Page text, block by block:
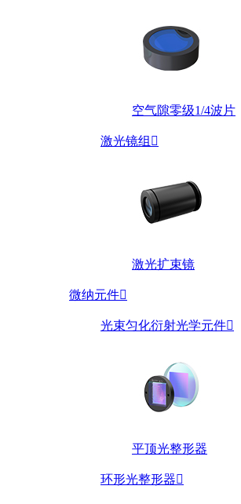
空气隙零级1/4波片
激光镜组 
激光扩束镜
微纳元件
光束匀化衍射光学元件
平顶光整形器
环形光整形器